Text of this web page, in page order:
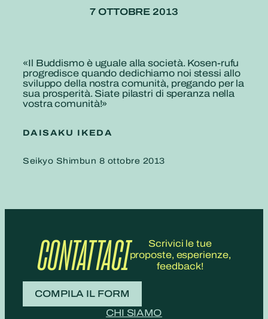
7 OTTOBRE 2013
«Il Buddismo è uguale alla società. Kosen-rufu
progredisce quando dedichiamo noi stessi allo
sviluppo della nostra comunità, pregando per la
sua prosperità. Siate pilastri di speranza nella
vostra comunità!»
DAISAKU IKEDA
Seikyo Shimbun 8 ottobre 2013
CONTATTACI
Scrivici le tue
proposte, esperienze,
feedback!
COMPILA IL FORM
CHI SIAMO